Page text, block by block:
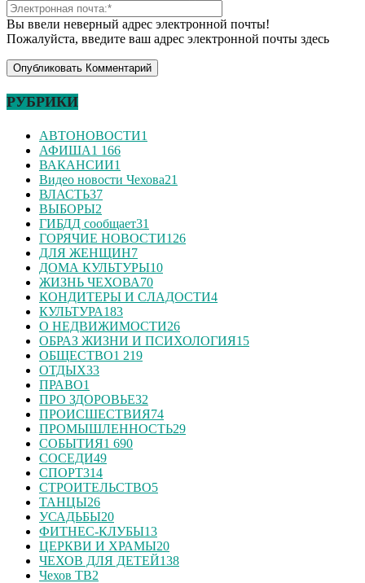
Вы ввели неверный адрес электронной почты!
Пожалуйста, введите ваш адрес электронной почты здесь
РУБРИКИ
АВТОНОВОСТИ1
АФИША1 166
ВАКАНСИИ1
Видео новости Чехова21
ВЛАСТЬ37
ВЫБОРЫ2
ГИБДД сообщает31
ГОРЯЧИЕ НОВОСТИ126
ДЛЯ ЖЕНЩИН7
ДОМА КУЛЬТУРЫ10
ЖИЗНЬ ЧЕХОВА70
КОНДИТЕРЫ И СЛАДОСТИ4
КУЛЬТУРА183
О НЕДВИЖИМОСТИ26
ОБРАЗ ЖИЗНИ И ПСИХОЛОГИЯ15
ОБЩЕСТВО1 219
ОТДЫХ33
ПРАВО1
ПРО ЗДОРОВЬЕ32
ПРОИСШЕСТВИЯ74
ПРОМЫШЛЕННОСТЬ29
СОБЫТИЯ1 690
СОСЕДИ49
СПОРТ314
СТРОИТЕЛЬСТВО5
ТАНЦЫ26
УСАДЬБЫ20
ФИТНЕС-КЛУБЫ13
ЦЕРКВИ И ХРАМЫ20
ЧЕХОВ ДЛЯ ДЕТЕЙ138
Чехов ТВ2